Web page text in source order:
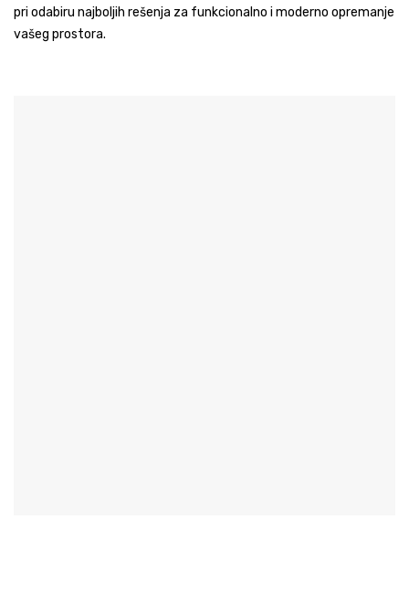
pri odabiru najboljih rešenja za funkcionalno i moderno opremanje
vašeg prostora.